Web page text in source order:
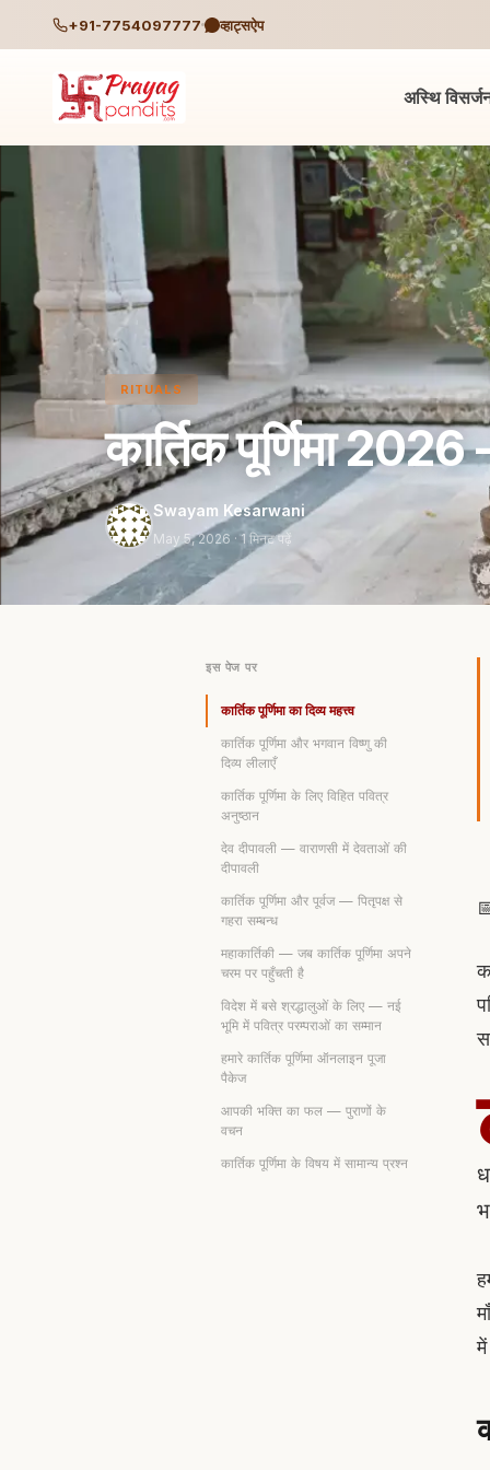
+91-7754097777 व्हाट्सऐप
अस्थि
RITUALS
कार्तिक पूर्णिमा
Swayam Kesarwani
May 5, 2026 · 1 मिनट पढ़ें
इस पेज पर
कार्तिक पूर्णिमा का दिव्य महत्त्व
कार्तिक पूर्णिमा और भगवान विष्णु की
दिव्य लीलाएँ
कार्तिक पूर्णिमा के लिए विहित पवित्र
अनुष्ठान
देव दीपावली — वाराणसी में देवताओं की
दीपावली
कार्तिक पूर्णिमा और पूर्वज — पितृपक्ष से
गहरा सम्बन्ध
महाकार्तिकी — जब कार्तिक पूर्णिमा अपने
चरम पर पहुँचती है
विदेश में बसे श्रद्धालुओं के लिए — नई
भूमि में पवित्र परम्पराओं का सम्मान
हमारे कार्तिक पूर्णिमा ऑनलाइन पूजा
पैकेज
आपकी भक्ति का फल — पुराणों के
वचन
कार्तिक पूर्णिमा के विषय में सामान्य प्रश्न